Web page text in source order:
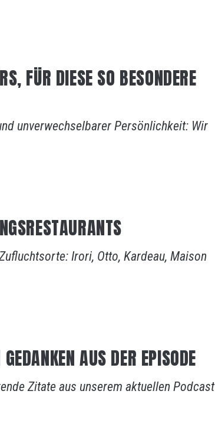
FÜR DIESE SO BESONDERE
unverwechselbarer Persönlichkeit: Wir
Irori, Otto, Kardeau, Maison
AUS DER EPISODE
Zitate aus unserem aktuellen Podcast